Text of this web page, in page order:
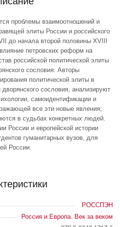
проблемы взаимоотношений и
элиты России и российского
до начала второй половины XVIII
петровских реформ на
российской политической элиты
сословия. Авторы
политической элиты в
сословия, анализируют
самоидентификации и
все эти новые явления;
в судьбах конкретных людей.
России и европейской истории
гуманитарных вузов, для
России.
РОССПЭН
Россия и Европа. Век за веком